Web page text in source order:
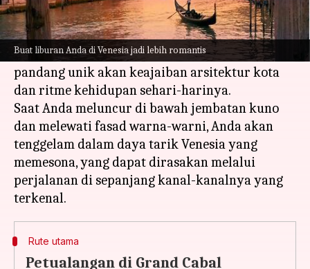
Buat liburan Anda di Venesia jadi lebih romantis
Venesia, yang terkenal dengan jaringan
kanalnya yang luas, menawarkan perjalanan
gondola romantis yang memberikan sudut
pandang unik akan keajaiban arsitektur kota
dan ritme kehidupan sehari-harinya.
Saat Anda meluncur di bawah jembatan kuno
dan melewati fasad warna-warni, Anda akan
tenggelam dalam daya tarik Venesia yang
memesona, yang dapat dirasakan melalui
perjalanan di sepanjang kanal-kanalnya yang
Rute utama
Petualangan di Grand Cabal